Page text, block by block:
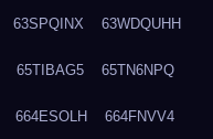
63SPQINX 63WDQUHH
65TIBAG5 65TN6NPQ
664ESOLH 664FNVV4